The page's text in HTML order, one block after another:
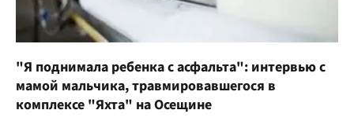
"Я поднимала ребенка с асфальта": интервью с
мамой мальчика, травмировавшегося в
комплексе "Яхта" на Осещине